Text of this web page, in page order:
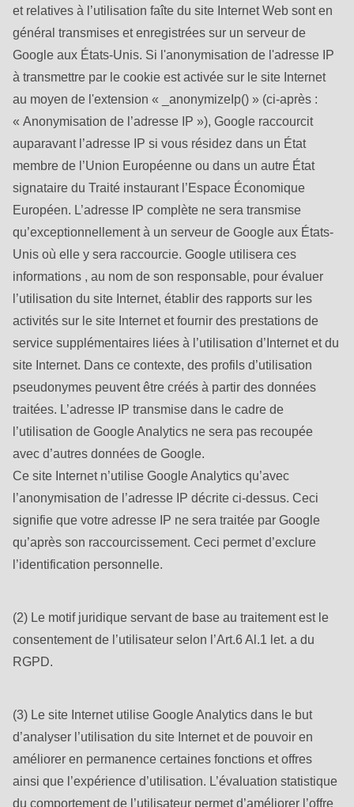
et relatives à l’utilisation faîte du site Internet Web sont en
général transmises et enregistrées sur un serveur de
Google aux États-Unis. Si l'anonymisation de l'adresse IP
à transmettre par le cookie est activée sur le site Internet
au moyen de l'extension « _anonymizeIp() » (ci-après :
« Anonymisation de l’adresse IP »), Google raccourcit
auparavant l’adresse IP si vous résidez dans un État
membre de l’Union Européenne ou dans un autre État
signataire du Traité instaurant l’Espace Économique
Européen. L’adresse IP complète ne sera transmise
qu’exceptionnellement à un serveur de Google aux États-
Unis où elle y sera raccourcie. Google utilisera ces
informations , au nom de son responsable, pour évaluer
l’utilisation du site Internet, établir des rapports sur les
activités sur le site Internet et fournir des prestations de
service supplémentaires liées à l’utilisation d’Internet et du
site Internet. Dans ce contexte, des profils d’utilisation
pseudonymes peuvent être créés à partir des données
traitées. L’adresse IP transmise dans le cadre de
l’utilisation de Google Analytics ne sera pas recoupée
avec d’autres données de Google.
Ce site Internet n’utilise Google Analytics qu’avec
l’anonymisation de l’adresse IP décrite ci-dessus. Ceci
signifie que votre adresse IP ne sera traitée par Google
qu’après son raccourcissement. Ceci permet d’exclure
l’identification personnelle.
(2) Le motif juridique servant de base au traitement est le
consentement de l’utilisateur selon l’Art.6 Al.1 let. a du
RGPD.
(3) Le site Internet utilise Google Analytics dans le but
d’analyser l’utilisation du site Internet et de pouvoir en
améliorer en permanence certaines fonctions et offres
ainsi que l’expérience d’utilisation. L’évaluation statistique
du comportement de l’utilisateur permet d’améliorer l’offre